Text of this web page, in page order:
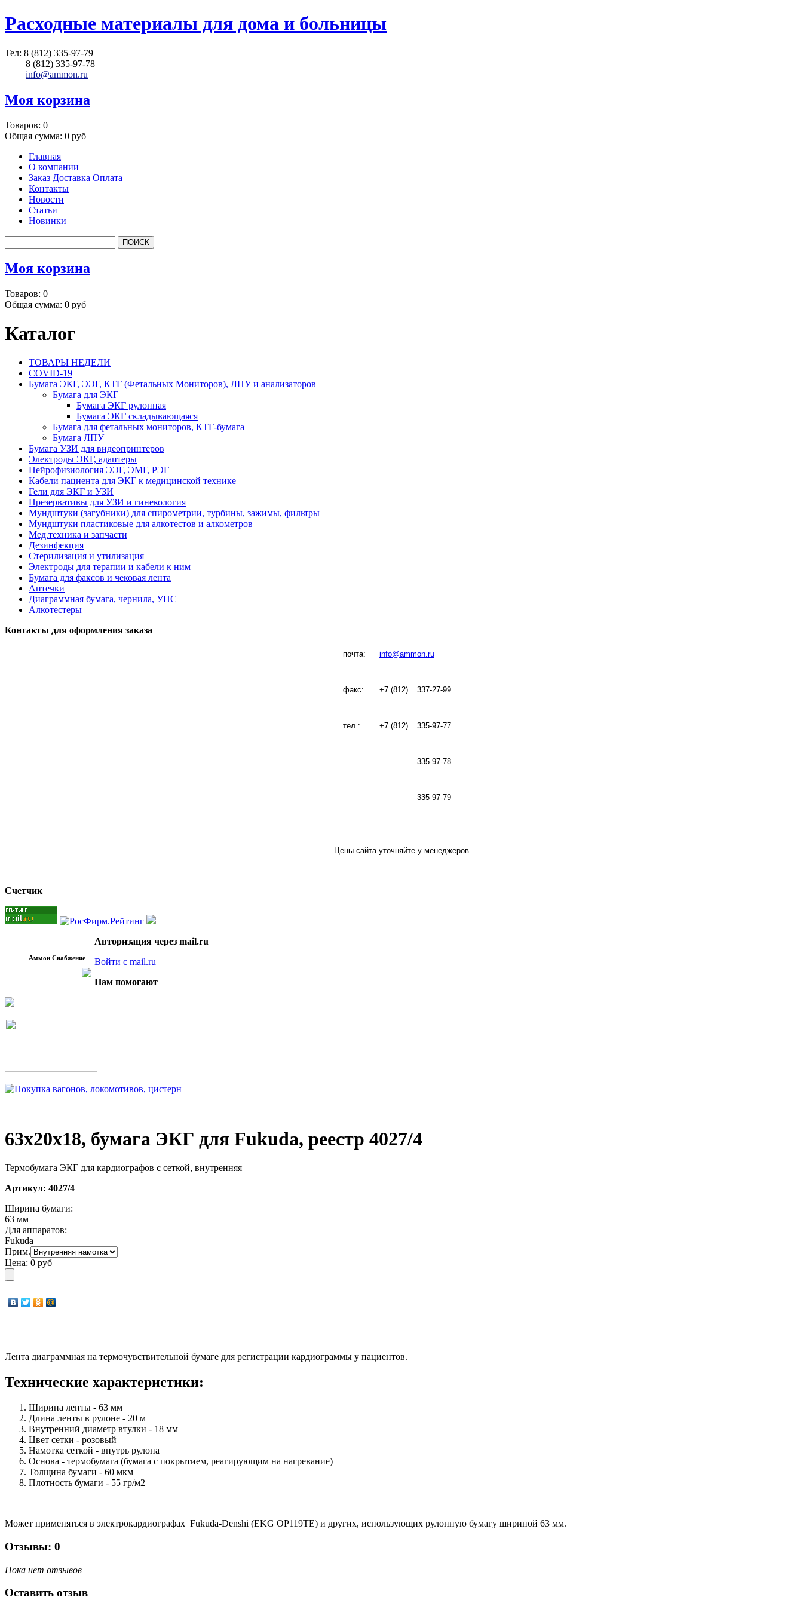
Расходные материалы для дома и больницы
Тел: 8 (812) 335-97-79
8 (812) 335-97-78
info@ammon.ru
Моя корзина
Товаров: 0
Общая сумма: 0 руб
Главная
О компании
Заказ Доставка Оплата
Контакты
Новости
Статьи
Новинки
Моя корзина
Товаров: 0
Общая сумма: 0 руб
Каталог
ТОВАРЫ НЕДЕЛИ
COVID-19
Бумага ЭКГ, ЭЭГ, КТГ (Фетальных Мониторов), ЛПУ и анализаторов
Бумага для ЭКГ
Бумага ЭКГ рулонная
Бумага ЭКГ складывающаяся
Бумага для фетальных мониторов, КТГ-бумага
Бумага ЛПУ
Бумага УЗИ для видеопринтеров
Электроды ЭКГ, адаптеры
Нейрофизиология ЭЭГ, ЭМГ, РЭГ
Кабели пациента для ЭКГ к медицинской технике
Гели для ЭКГ и УЗИ
Презервативы для УЗИ и гинекология
Мундштуки (загубники) для спирометрии, турбины, зажимы, фильтры
Мундштуки пластиковые для алкотестов и алкометров
Мед.техника и запчасти
Дезинфекция
Стерилизация и утилизация
Электроды для терапии и кабели к ним
Бумага для факсов и чековая лента
Аптечки
Диаграммная бумага, чернила, УПС
Алкотестеры
Контакты для оформления заказа
почта: info@ammon.ru
факс: +7 (812) 337-27-99
тел.: +7 (812) 335-97-77
335-97-78
335-97-79
Цены сайта уточняйте у менеджеров
Счетчик
Аммон Снабжение
Авторизация через mail.ru
Войти с mail.ru
Нам помогают
63х20х18, бумага ЭКГ для Fukuda, реестр 4027/4
Термобумага ЭКГ для кардиографов с сеткой, внутренняя
Артикул: 4027/4
Ширина бумаги:
63 мм
Для аппаратов:
Fukuda
Прим.
Цена: 0 руб
Лента диаграммная на термочувствительной бумаге для регистрации кардиограммы у пациентов.
Технические характеристики:
Ширина ленты - 63 мм
Длина ленты в рулоне - 20 м
Внутренний диаметр втулки - 18 мм
Цвет сетки - розовый
Намотка сеткой - внутрь рулона
Основа - термобумага (бумага с покрытием, реагирующим на нагревание)
Толщина бумаги - 60 мкм
Плотность бумаги - 55 гр/м2
Может применяться в электрокардиографах Fukuda-Denshi (EKG OP119TE) и других, использующих рулонную бумагу шириной 63 мм.
Отзывы: 0
Пока нет отзывов
Оставить отзыв